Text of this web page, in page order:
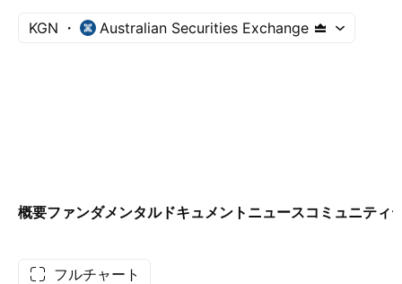
KGN Australian Securities Exchange
概要ファンダメンタルドキュメント ニュースコミュニティ
フルチャート